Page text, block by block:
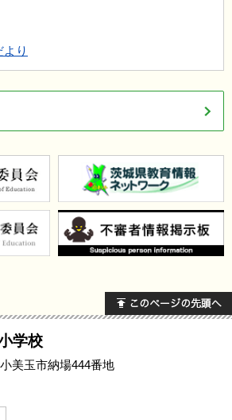
り
学校
美玉市納場444番地